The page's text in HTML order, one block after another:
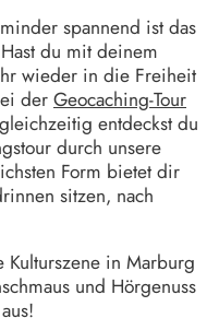
spannend ist das
du mit deinem
wieder in die Freiheit
derGeocaching-Tour
entdeckst du
durch unsere
Form bietet dir
sitzen, nach
in Marburg
und Hörgenuss